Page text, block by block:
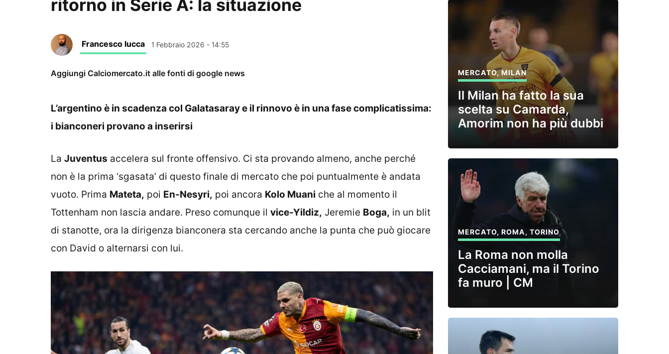
ritorno in Serie A: la situazione
Francesco Iucca 1 Febbraio 2026 - 14:55
Aggiungi Calciomercato.it alle fonti di google news
L’argentino è in scadenza col Galatasaray e il rinnovo è in una fase complicatissima:
i bianconeri provano a inserirsi
La Juventus accelera sul fronte offensivo. Ci sta provando almeno, anche perché
non è la prima ‘sgasata’ di questo finale di mercato che poi puntualmente è andata
vuoto. Prima Mateta, poi En-Nesyri, poi ancora Kolo Muani che al momento il
Tottenham non lascia andare. Preso comunque il vice-Yildiz, Jeremie Boga, in un blit
di stanotte, ora la dirigenza bianconera sta cercando anche la punta che può giocare
con David o alternarsi con lui.
MERCATO,MILAN
Il Milan ha fatto la sua
scelta su Camarda,
Amorim non ha più dubbi
MERCATO,ROMA, TORINO
La Roma non molla
Cacciamani, ma il Torino
fa muro | CM